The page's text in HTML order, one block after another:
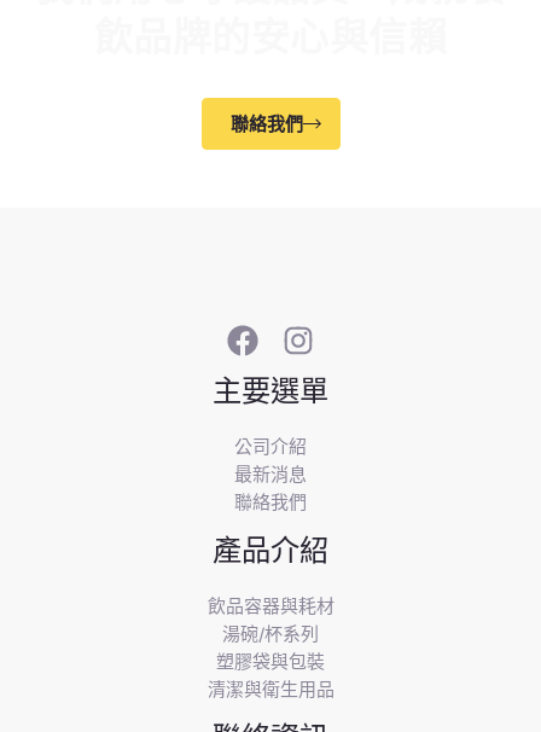
聯絡我們
主要選單
公司介紹
最新消息
聯絡我們
產品介紹
飲品容器與耗材
湯碗/杯系列
塑膠袋與包裝
清潔與衛生用品